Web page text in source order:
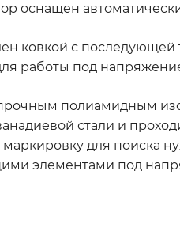
оснащен
ковкой с
работы под
полиамидным
стали и
для поиска
элементами под